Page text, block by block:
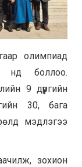
олимпиад
нд боллоо.
9 дүүргийн
30, бага
мэдлэгээ
зохион